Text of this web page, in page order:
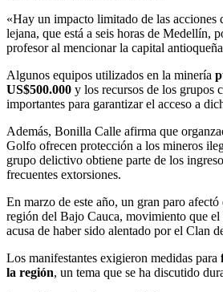
«Hay un impacto limitado de las acciones
lejana, que está a seis horas de Medellín,
profesor al mencionar la capital
Algunos equipos utilizados en la minería
US$500.000 y los recursos de los grupos
importantes para garantizar el acceso a
Además, Bonilla Calle afirma que
Golfo ofrecen protección a los mineros
grupo delictivo obtiene parte de los
frecuentes extorsiones.
En marzo de este año, un gran paro afectó
región del Bajo Cauca, movimiento que
acusa de haber sido alentado por el Clan
Los manifestantes exigieron medidas para
la región, un tema que se ha discutido